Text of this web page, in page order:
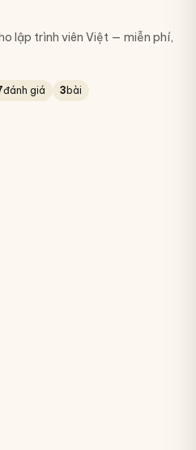
lập trình viên Việt — miễn phí,
đánh giá 3 bài